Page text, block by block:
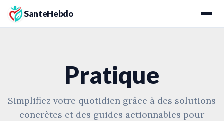
SanteHebdo
Pratique
Simplifiez votre quotidien grâce à des solutions
concrètes et des guides actionnables pour